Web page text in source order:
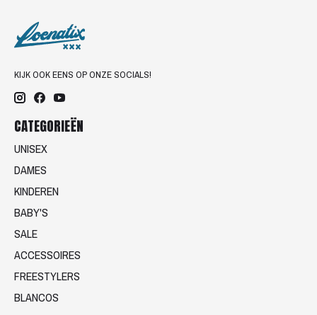
KIJK OOK EENS OP ONZE SOCIALS!
CATEGORIEËN
UNISEX
DAMES
KINDEREN
BABY'S
SALE
ACCESSOIRES
FREESTYLERS
BLANCOS